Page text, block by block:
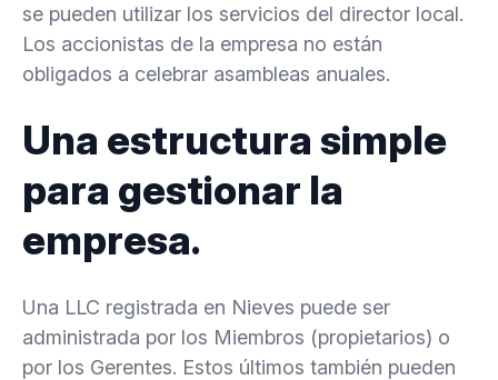
se pueden utilizar los servicios del director local.
Los accionistas de la empresa no están
obligados a celebrar asambleas anuales.
Una estructura simple
para gestionar la
empresa.
Una LLC registrada en Nieves puede ser
administrada por los Miembros (propietarios) o
por los Gerentes. Estos últimos también pueden